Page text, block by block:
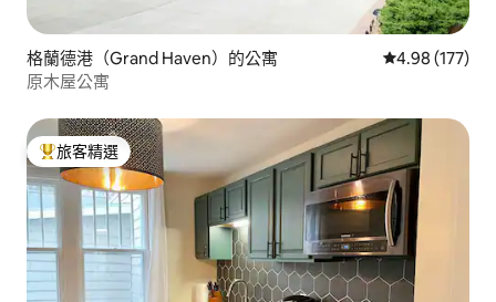
格蘭德港（Grand Haven）的公寓 從 177 則評價
4.98 (177)
原木屋公寓
旅客精選榜首
旅客精選